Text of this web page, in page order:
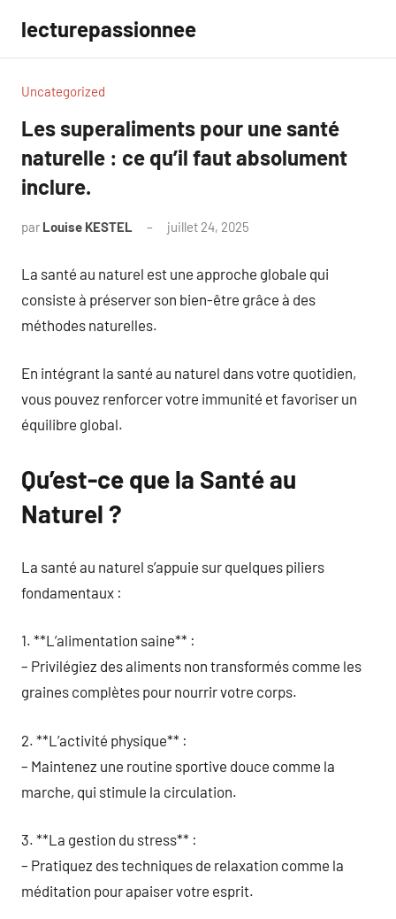
contenu
lecturepassionnee
Uncategorized
Les superaliments pour une santé
naturelle : ce qu’il faut absolument
inclure.
par Louise KESTEL juillet 24, 2025
La santé au naturel est une approche globale qui
consiste à préserver son bien-être grâce à des
méthodes naturelles.
En intégrant la santé au naturel dans votre quotidien,
vous pouvez renforcer votre immunité et favoriser un
équilibre global.
Qu’est-ce que la Santé au
Naturel ?
La santé au naturel s’appuie sur quelques piliers
fondamentaux :
1. **L’alimentation saine** :
– Privilégiez des aliments non transformés comme les
graines complètes pour nourrir votre corps.
2. **L’activité physique** :
– Maintenez une routine sportive douce comme la
marche, qui stimule la circulation.
3. **La gestion du stress** :
– Pratiquez des techniques de relaxation comme la
méditation pour apaiser votre esprit.